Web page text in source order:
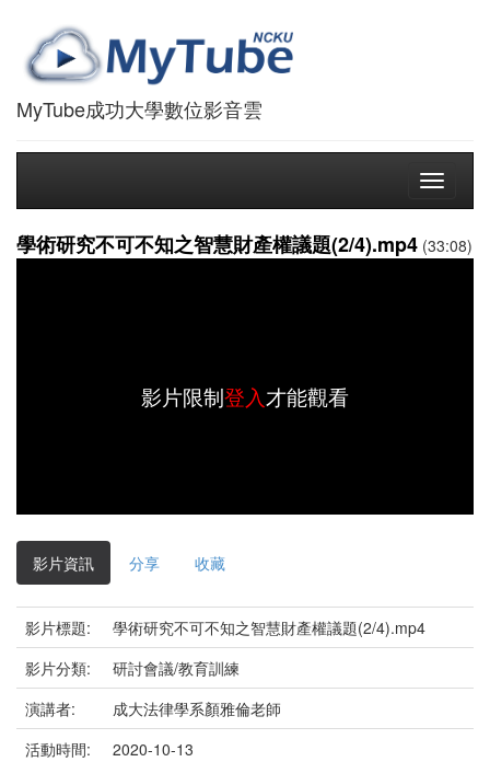
MyTube成功大學數位影音雲
Toggle
學術研究不可不知之智慧財產權議題(2/4).mp4 (33:08)
影片限制登入才能觀看
影片資訊 分享 收藏
影片標題:
學術研究不可不知之智慧財產權議題(2/4).mp4
影片分類:
研討會議/教育訓練
演講者:
成大法律學系顏雅倫老師
活動時間:
2020-10-13